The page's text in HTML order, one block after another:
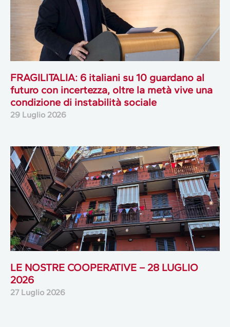
FRAGILITALIA: 6 italiani su 10 guardano al
futuro con incertezza, oltre la metà vive una
condizione di instabilità sociale
29 Luglio 2026
LE NOSTRE COOPERATIVE – 28 LUGLIO
2026
27 Luglio 2026